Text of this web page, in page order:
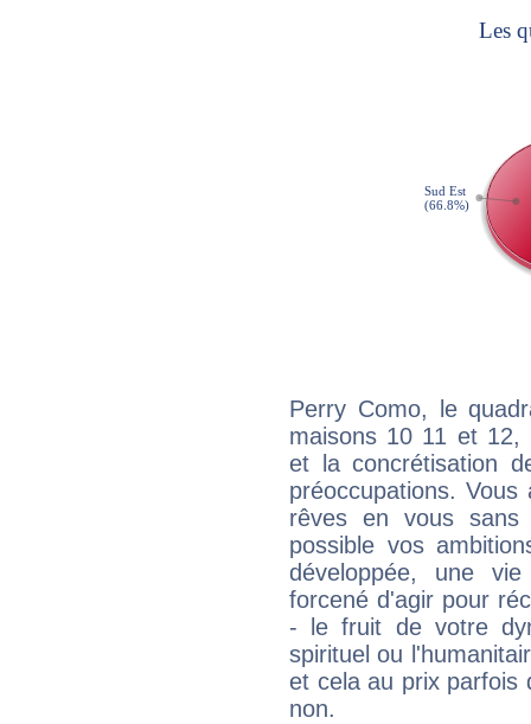
Perry Como, le
maisons 10 11 et 12,
et la concrétisation
préoccupations.
rêves en vous sans
possible vos
développée, une
forcené d'agir pour
- le fruit de votre
spirituel ou
et cela au prix parfois
non.